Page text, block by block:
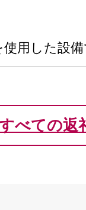
用した設
べての返